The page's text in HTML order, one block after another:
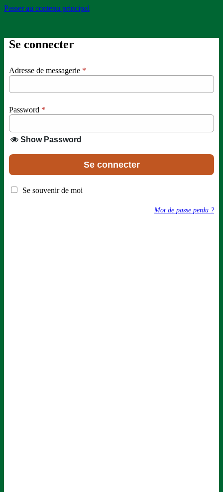
Passer au contenu principal
Se connecter
Adresse de messagerie *
Password *
Show Password
Se connecter
Se souvenir de moi
Mot de passe perdu ?